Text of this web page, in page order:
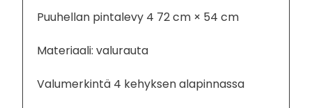
Puuhellan pintalevy 4 72 cm × 54 cm
Materiaali: valurauta
Valumerkintä 4 kehyksen alapinnassa